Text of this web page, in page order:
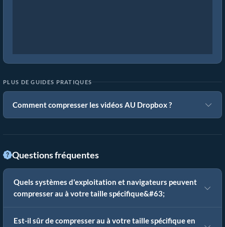
PLUS DE GUIDES PRATIQUES
Comment compresser les vidéos AU Dropbox ?
Questions fréquentes
Quels systèmes d'exploitation et navigateurs peuvent
compresser au à votre taille spécifique&#63;
Est-il sûr de compresser au à votre taille spécifique en